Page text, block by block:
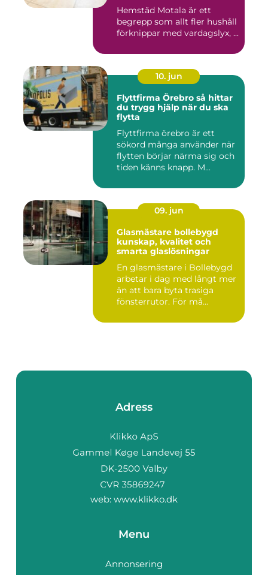
Hemstäd Motala är ett
begrepp som allt fler hushåll
förknippar med vardagslyx, ...
10. jun
Flyttfirma Örebro så hittar
du trygg hjälp när du ska
flytta
Flyttfirma örebro är ett
sökord många använder när
flytten börjar närma sig och
tiden känns knapp. M...
09. jun
Glasmästare bollebygd
kunskap, kvalitet och
smarta glaslösningar
En glasmästare i Bollebygd
arbetar i dag med långt mer
än att bara byta trasiga
fönsterrutor. För må...
Adress
web: www.klikko.dk
Menu
Annonsering